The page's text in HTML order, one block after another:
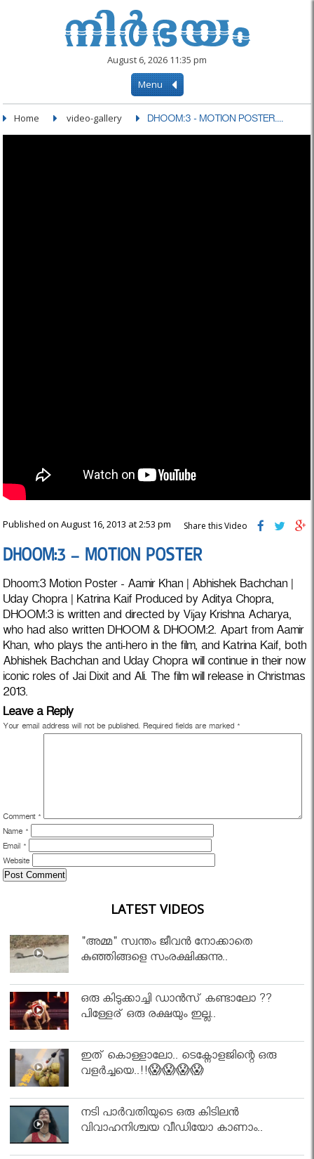
August 6, 2026 11:35 pm
Menu
Home video-gallery DHOOM:3 - MOTION POSTER....
Published on August 16, 2013 at 2:53 pm Share this Video
DHOOM:3 – MOTION POSTER
Dhoom:3 Motion Poster - Aamir Khan | Abhishek Bachchan |
Uday Chopra | Katrina Kaif Produced by Aditya Chopra,
DHOOM:3 is written and directed by Vijay Krishna Acharya,
who had also written DHOOM & DHOOM:2. Apart from Aamir
Khan, who plays the anti-hero in the film, and Katrina Kaif, both
Abhishek Bachchan and Uday Chopra will continue in their now
iconic roles of Jai Dixit and Ali. The film will release in Christmas
2013.
Leave a Reply
Your email address will not be published. Required fields are marked *
Comment *
Name *
Email *
Website
LATEST VIDEOS
"അമ്മ" സ്വന്തം ജീവൻ നോക്കാതെ
കുഞ്ഞിങ്ങളെ സംരക്ഷിക്കുന്നു..
ഒരു കിടുക്കാച്ചി ഡാൻസ് കണ്ടാലോ ??
പിള്ളേര് ഒരു രക്ഷയും ഇല്ല..
ഇത് കൊള്ളാലോ.. ടെക്നോളജിന്റെ ഒരു
വളർച്ചയെ..!!😱😱😱😱
നടി പാർവതിയുടെ ഒരു കിടിലൻ
വിവാഹനിശ്ചയ വീഡിയോ കാണാം..